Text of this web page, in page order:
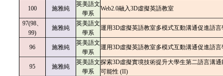
100 施雅純
英美語文
學系
Web2.0融入3D虛擬英語教室
97(98、
99)
施雅純
英美語文
學系
運用3D虛擬英語教室多模式互動溝通促進語
96 施雅純
英美語文
學系
運用3D虛擬英語教室多模式互動溝通促進語言
95 施雅純
英美語文
學系
探索3D虛擬實境技術提升大學生第二語言溝通
可能性 (II)